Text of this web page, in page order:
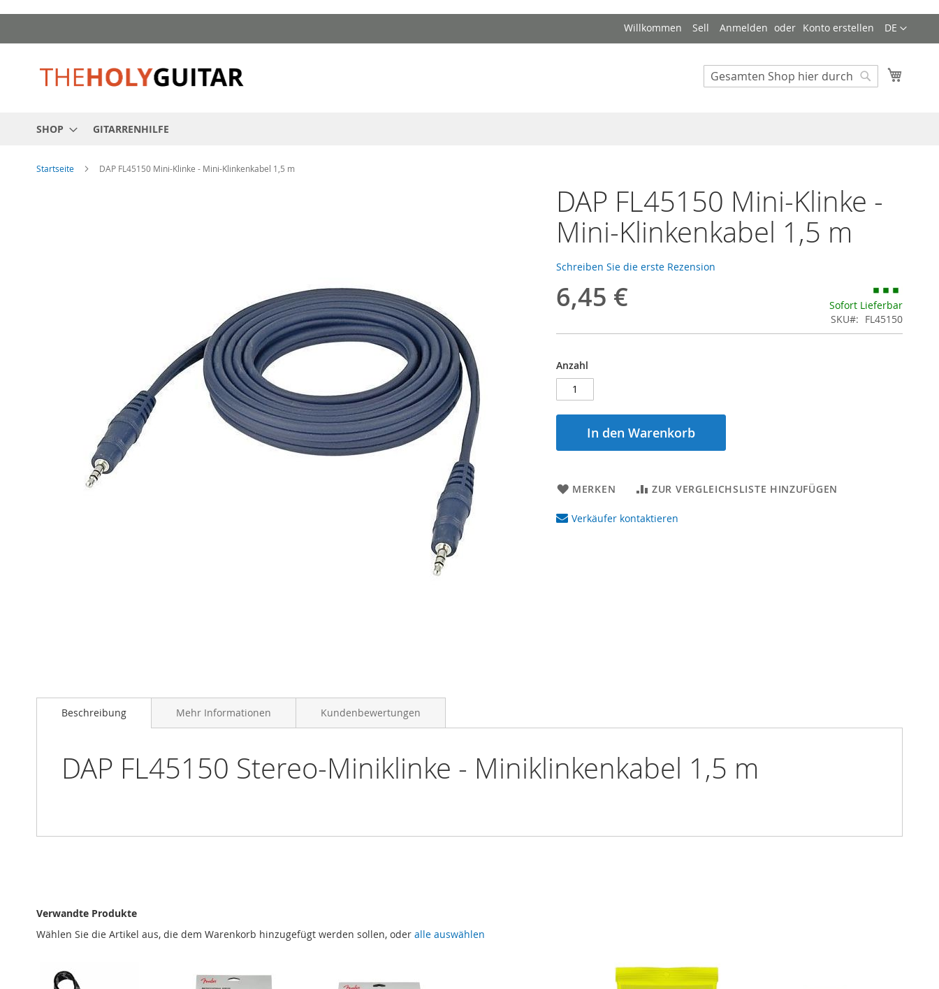
Inhalt
Sprache
DE
Willkommen Sell Anmelden Konto erstellen
Search
SHOP GITARRENHILFE
Startseite DAP FL45150 Mini-Klinke - Mini-Klinkenkabel 1,5 m
DAP FL45150 Mini-Klinke -
Mini-Klinkenkabel 1,5 m
Schreiben Sie die erste Rezension
6,45 €
Sofort Lieferbar
SKU
FL45150
Anzahl
In den Warenkorb
MERKEN ZUR VERGLEICHSLISTE HINZUFÜGEN
Verkäufer kontaktieren
Anfang
Beschreibung
DAP FL45150 Stereo-Miniklinke - Miniklinkenkabel 1,5 m
Mehr Informationen Kundenbewertungen
Verwandte Produkte
Wählen Sie die Artikel aus, die dem Warenkorb hinzugefügt werden sollen, oder alle auswählen